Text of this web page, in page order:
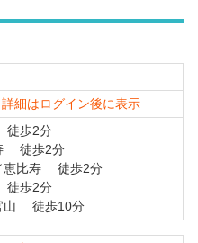
詳細はログイン後に表示
歩2分
徒歩2分
恵比寿 徒歩2分
歩2分
山 徒歩10分